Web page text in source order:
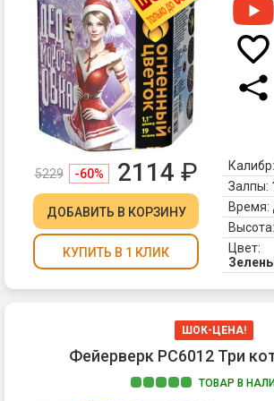
5229 -60% 2114 ₽
ДОБАВИТЬ В КОРЗИНУ
КУПИТЬ В 1 КЛИК
Калибр:
Залпы:
Время:
Высота:
Цвет:
ШОК-ЦЕНА!
Фейерверк РС6012 Три
ТОВАР В